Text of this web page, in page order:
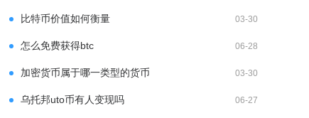
比特币价值如何衡量 03-30
怎么免费获得btc 06-28
加密货币属于哪一类型的货币 03-30
乌托邦uto币有人变现吗 06-27